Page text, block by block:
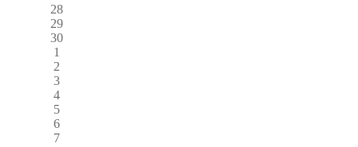
28
29
30
1
2
3
4
5
6
7